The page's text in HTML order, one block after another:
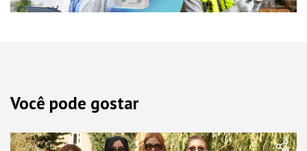
Você pode gostar